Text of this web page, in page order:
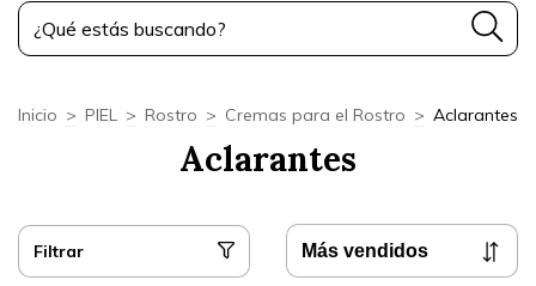
Inicio > PIEL > Rostro > Cremas para el Rostro > Aclarantes
Aclarantes
Filtrar